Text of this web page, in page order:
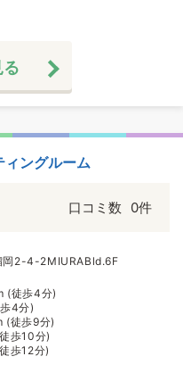
ィングルーム
口コミ数 0件
岡2-4-2MIURABld.6F
(徒歩4分)
4分)
(徒歩9分)
歩10分)
歩12分)